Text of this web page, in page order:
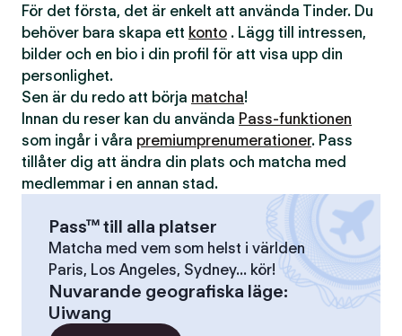
För det första, det är enkelt att använda Tinder. Du
behöver bara skapa ett konto . Lägg till intressen,
bilder och en bio i din profil för att visa upp din
personlighet.
Sen är du redo att börja matcha!
Innan du reser kan du använda Pass-funktionen
som ingår i våra premiumprenumerationer. Pass
tillåter dig att ändra din plats och matcha med
medlemmar i en annan stad.
Pass™ till alla platser
Matcha med vem som helst i världen
Paris, Los Angeles, Sydney... kör!
Nuvarande geografiska läge:
Uiwang